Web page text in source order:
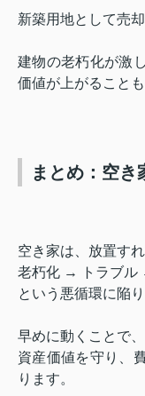
新築用地として売却
建物の老朽化が激
価値が上がることも
まとめ：空き
空き家は、放置す
老朽化 → トラブル
という悪循環に陥り
早めに動くことで、
資産価値を守り、
ります。